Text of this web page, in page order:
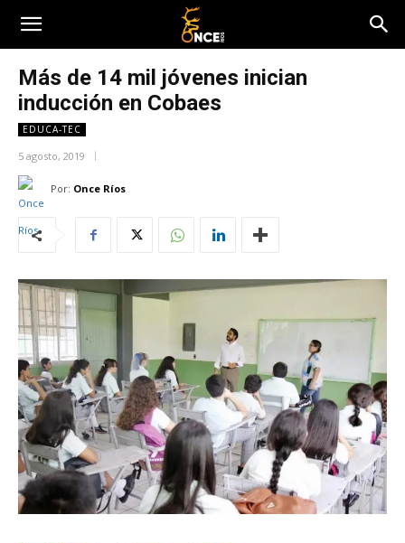
Más de 14 mil jóvenes inician
inducción en Cobaes
EDUCA-TEC
5 agosto, 2019
Por: Once Ríos